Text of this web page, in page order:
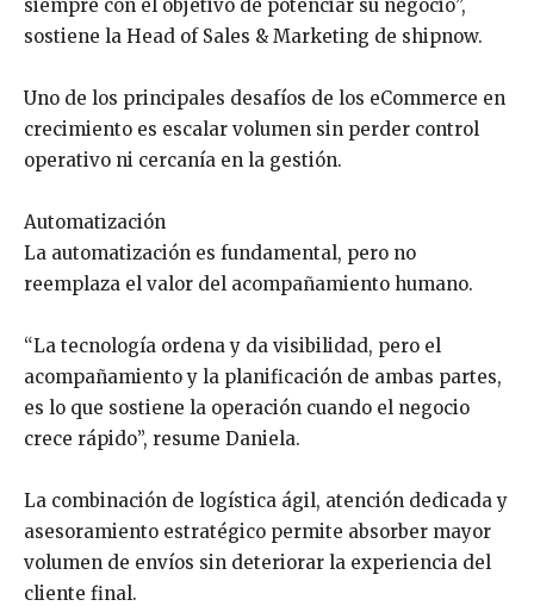
siempre con el objetivo de potenciar su negocio”,
sostiene la Head of Sales & Marketing de shipnow.
Uno de los principales desafíos de los eCommerce en
crecimiento es escalar volumen sin perder control
operativo ni cercanía en la gestión.
Automatización
La automatización es fundamental, pero no
reemplaza el valor del acompañamiento humano.
“La tecnología ordena y da visibilidad, pero el
acompañamiento y la planificación de ambas partes,
es lo que sostiene la operación cuando el negocio
crece rápido”, resume Daniela.
La combinación de logística ágil, atención dedicada y
asesoramiento estratégico permite absorber mayor
volumen de envíos sin deteriorar la experiencia del
cliente final.